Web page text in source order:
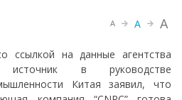
A A A
на данные агентства
в руководстве
Китая заявил, что